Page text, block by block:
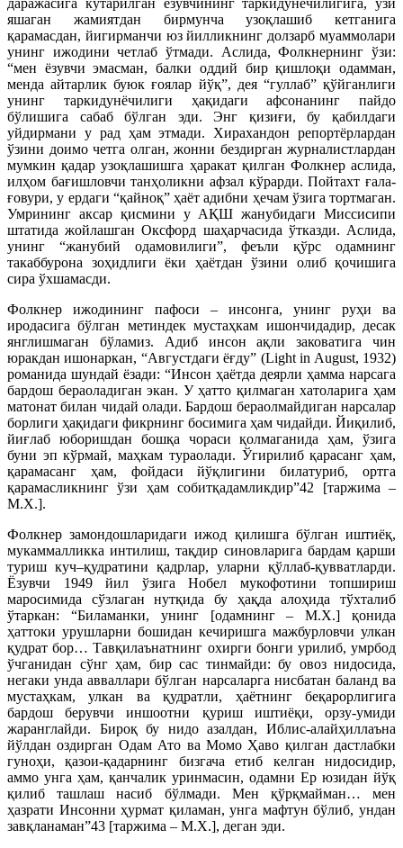
даражасига кўтарилган ёзувчининг таркидунёчилигига, ўзи
яшаган жамиятдан бирмунча узоқлашиб кетганига
қарамасдан, йигирманчи юз йилликнинг долзарб муаммолари
унинг ижодини четлаб ўтмади. Аслида, Фолкнернинг ўзи:
“мен ёзувчи эмасман, балки оддий бир қишлоқи одамман,
менда айтарлик буюк ғоялар йўқ”, дея “гуллаб” қўйганлиги
унинг таркидунёчилиги ҳақидаги афсонанинг пайдо
бўлишига сабаб бўлган эди. Энг қизиғи, бу қабилдаги
уйдирмани у рад ҳам этмади. Хирахандон репортёрлардан
ўзини доимо четга олган, жонни бездирган журналистлардан
мумкин қадар узоқлашишга ҳаракат қилган Фолкнер аслида,
илҳом бағишловчи танҳоликни афзал кўрарди. Пойтахт ғала-
ғовури, у ердаги “қайноқ” ҳаёт адибни ҳечам ўзига тортмаган.
Умрининг аксар қисмини у АҚШ жанубидаги Миссисипи
штатида жойлашган Оксфорд шаҳарчасида ўтказди. Аслида,
унинг “жанубий одамовилиги”, феъли қўрс одамнинг
такаббурона зоҳидлиги ёки ҳаётдан ўзини олиб қочишига
сира ўхшамасди.
Фолкнер ижодининг пафоси – инсонга, унинг руҳи ва
иродасига бўлган метиндек мустаҳкам ишончидадир, десак
янглишмаган бўламиз. Адиб инсон ақли заковатига чин
юракдан ишонаркан, “Августдаги ёғду” (Light in August, 1932)
романида шундай ёзади: “Инсон ҳаётда деярли ҳамма нарсага
бардош бераоладиган экан. У ҳатто қилмаган хатоларига ҳам
матонат билан чидай олади. Бардош бераолмайдиган нарсалар
борлиги ҳақидаги фикрнинг босимига ҳам чидайди. Йиқилиб,
йиғлаб юборишдан бошқа чораси қолмаганида ҳам, ўзига
буни эп кўрмай, маҳкам тураолади. Ўгирилиб қарасанг ҳам,
қарамасанг ҳам, фойдаси йўқлигини билатуриб, ортга
қарамасликнинг ўзи ҳам собитқадамликдир”42 [таржима –
М.Х.].
Фолкнер замондошларидаги ижод қилишга бўлган иштиёқ,
мукаммалликка интилиш, тақдир синовларига бардам қарши
туриш куч–қудратини қадрлар, уларни қўллаб-қувватларди.
Ёзувчи 1949 йил ўзига Нобел мукофотини топшириш
маросимида сўзлаган нутқида бу ҳақда алоҳида тўхталиб
ўтаркан: “Биламанки, унинг [одамнинг – М.Х.] қонида
ҳаттоки урушларни бошидан кечиришга мажбурловчи улкан
қудрат бор… Тавқилаънатнинг охирги бонги урилиб, умрбод
ўчганидан сўнг ҳам, бир сас тинмайди: бу овоз нидосида,
негаки унда авваллари бўлган нарсаларга нисбатан баланд ва
мустаҳкам, улкан ва қудратли, ҳаётнинг беқарорлигига
бардош берувчи иншоотни қуриш иштиёқи, орзу-умиди
жаранглайди. Бироқ бу нидо азалдан, Иблис-алайҳиллаъна
йўлдан оздирган Одам Ато ва Момо Ҳаво қилган дастлабки
гуноҳи, қазои-қадарнинг бизгача етиб келган нидосидир,
аммо унга ҳам, қанчалик уринмасин, одамни Ер юзидан йўқ
қилиб ташлаш насиб бўлмади. Мен қўрқмайман… мен
ҳазрати Инсонни ҳурмат қиламан, унга мафтун бўлиб, ундан
завқланаман”43 [таржима – М.Х.], деган эди.